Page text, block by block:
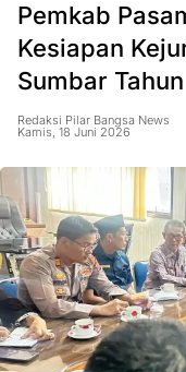
Pemkab
Kesiapan
Sumbar
Redaksi Pilar Bangsa News
Kamis, 18 Juni 2026